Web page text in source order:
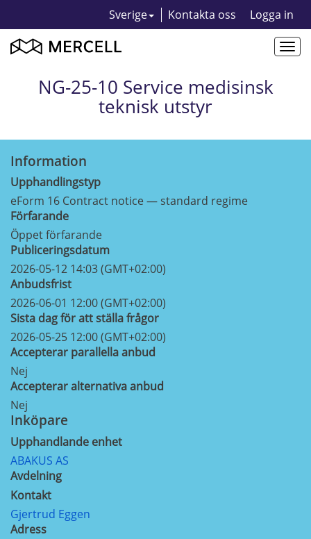
Sverige Kontakta oss Logga in
NG-25-10 Service medisinsk
teknisk utstyr
Information
Upphandlingstyp
eForm 16 Contract notice — standard regime
Förfarande
Öppet förfarande
Publiceringsdatum
2026-05-12 14:03 (GMT+02:00)
Anbudsfrist
2026-06-01 12:00 (GMT+02:00)
Sista dag för att ställa frågor
2026-05-25 12:00 (GMT+02:00)
Accepterar parallella anbud
Nej
Accepterar alternativa anbud
Nej
Inköpare
Upphandlande enhet
ABAKUS AS
Avdelning
Kontakt
Gjertrud Eggen
Adress